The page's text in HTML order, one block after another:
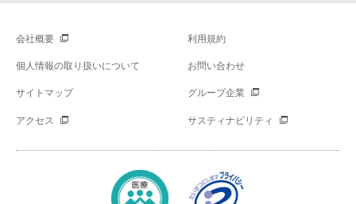
会社概要 利用規約
個人情報の取り扱いについて お問い合わせ
サイトマップ グループ企業
アクセス サスティナビリティ